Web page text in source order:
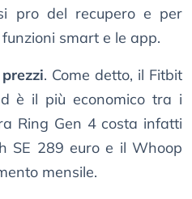
pro del recupero e per
smart e le app.
. Come detto, il Fitbit
è il più economico tra i
Ring Gen 4 costa infatti
SE 289 euro e il Whoop
mensile.